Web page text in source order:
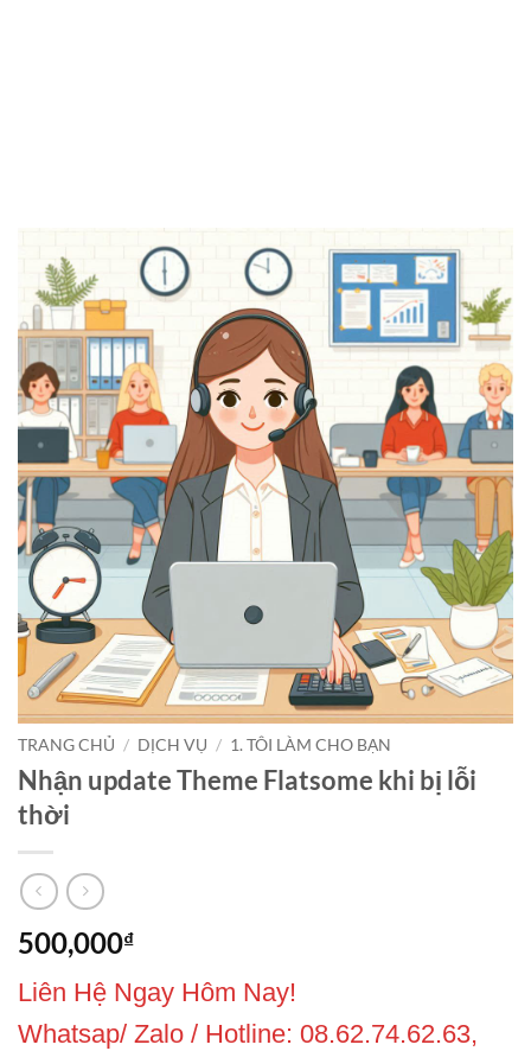
TRANG CHỦ / DỊCH VỤ / 1. TÔI LÀM CHO BẠN
Nhận update Theme Flatsome khi bị lỗi
thời
500,000₫
Liên Hệ Ngay Hôm Nay!
Whatsap/ Zalo / Hotline: 08.62.74.62.63,